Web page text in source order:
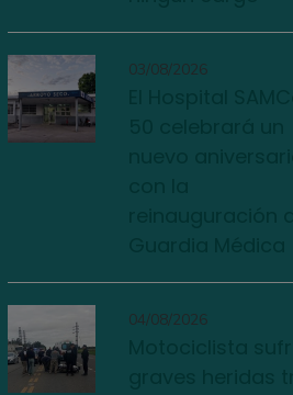
03/08/2026
04/08/2026